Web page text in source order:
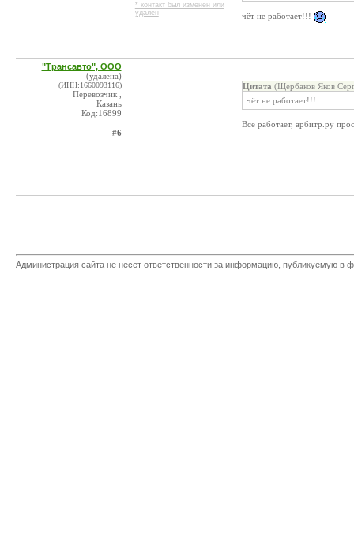
* контакт был изменен или
удален
чёт не работает!!!
"Трансавто", ООО
(удалена)
(ИНН:1660093116)
Перевозчик ,
Казань
Код:16899
#6
Цитата (Щербаков Яков
чёт не работает!!!
Все работает, арбитр.ру
Администрация сайта не несет ответственности за информацию, публикуемую